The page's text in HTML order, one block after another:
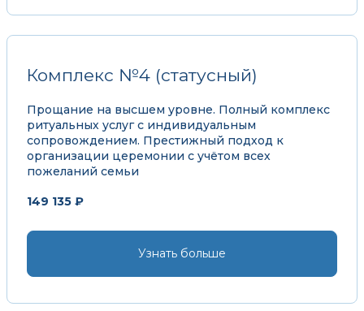
Комплекс №4 (статусный)
Прощание на высшем уровне. Полный комплекс
ритуальных услуг с индивидуальным
сопровождением. Престижный подход к
организации церемонии с учётом всех
пожеланий семьи
149 135 ₽
Узнать больше